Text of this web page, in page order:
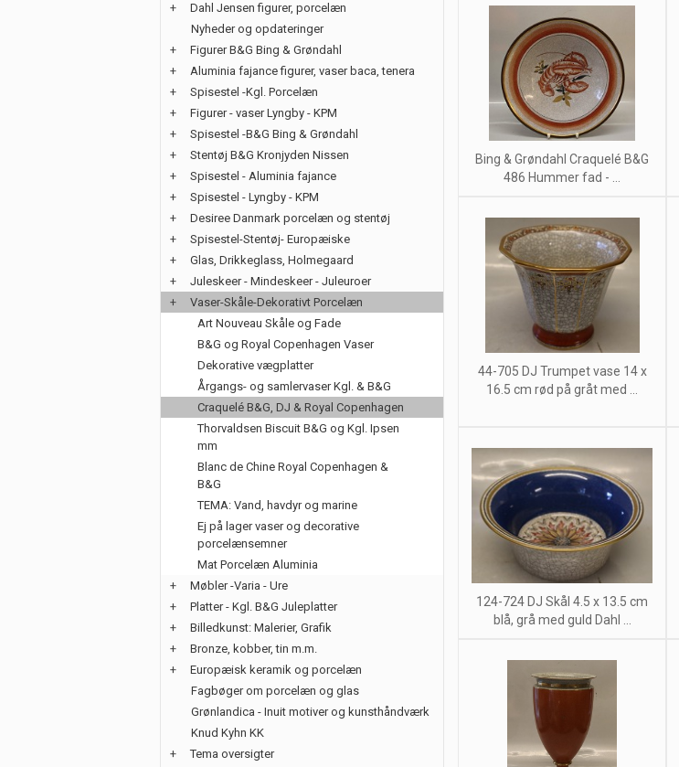
Bing & Grøndahl Craquelé B&G
486 Hummer fad - ...
44-705 DJ Trumpet vase 14 x
16.5 cm rød på gråt med ...
124-724 DJ Skål 4.5 x 13.5 cm
blå, grå med guld Dahl ...
+
Dahl Jensen figurer, porcelæn
Nyheder og opdateringer
+
Figurer B&G Bing & Grøndahl
+
Aluminia fajance figurer, vaser baca, tenera
+
Spisestel -Kgl. Porcelæn
+
Figurer - vaser Lyngby - KPM
+
Spisestel -B&G Bing & Grøndahl
+
Stentøj B&G Kronjyden Nissen
+
Spisestel - Aluminia fajance
+
Spisestel - Lyngby - KPM
+
Desiree Danmark porcelæn og stentøj
+
Spisestel-Stentøj- Europæiske
+
Glas, Drikkeglass, Holmegaard
+
Juleskeer - Mindeskeer - Juleuroer
+
Vaser-Skåle-Dekorativt Porcelæn
Art Nouveau Skåle og Fade
B&G og Royal Copenhagen Vaser
Dekorative vægplatter
Årgangs- og samlervaser Kgl. & B&G
Craquelé B&G, DJ & Royal Copenhagen
Thorvaldsen Biscuit B&G og Kgl. Ipsen
mm
Blanc de Chine Royal Copenhagen &
B&G
TEMA: Vand, havdyr og marine
Ej på lager vaser og decorative
porcelænsemner
Mat Porcelæn Aluminia
+
Møbler -Varia - Ure
+
Platter - Kgl. B&G Juleplatter
+
Billedkunst: Malerier, Grafik
+
Bronze, kobber, tin m.m.
+
Europæisk keramik og porcelæn
Fagbøger om porcelæn og glas
Grønlandica - Inuit motiver og kunsthåndværk
Knud Kyhn KK
+
Tema oversigter